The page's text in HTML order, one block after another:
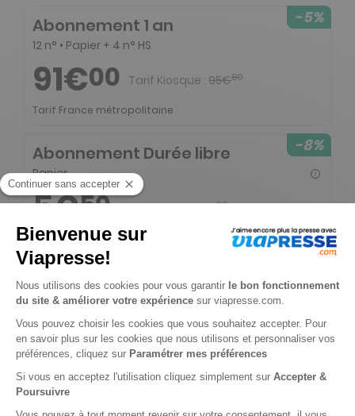
-5%
Abonnement 1 an
12 n° • Papier + 4 n° HS
91€00 Tarif Kiosque : 95€80
Tarif France métropolitaine
-8%
Abonnement Durée libre
Papier
5€50 Tarif Kiosque :6€00
Prix par n°
Tarif France métropolitaine
-8%
Abonnement Durée libre
Papier + 4 HS
5€50 Tarif Kiosque :6€ 00
Prix par n°
Tarif France métropolitaine